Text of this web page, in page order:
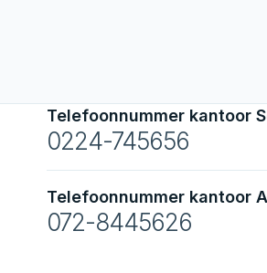
Telefoonnummer kantoor
0224-745656
Telefoonnummer kantoor
072-8445626